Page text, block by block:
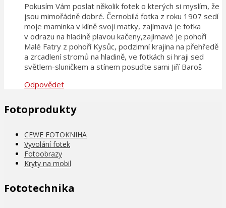
Pokusím Vám poslat několik fotek o kterých si myslím, že
jsou mimořádně dobré. Černobílá fotka z roku 1907 sedí
moje maminka v klíně svoji matky, zajímavá je fotka
v odrazu na hladině plavou kačeny,zajimavé je pohoří
Malé Fatry z pohoří Kysůc, podzimní krajina na přehředě
a zrcadlení stromů na hladině, ve fotkách si hraji sed
světlem-sluničkem a stínem posuďte sami Jiří Baroš
Odpovědet
Fotoprodukty
CEWE FOTOKNIHA
Vyvolání fotek
Fotoobrazy
Kryty na mobil
Fototechnika